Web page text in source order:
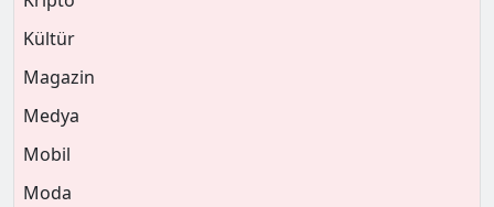
Kültür
Magazin
Medya
Mobil
Moda